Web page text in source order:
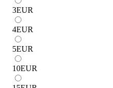
3EUR
4EUR
5EUR
10EUR